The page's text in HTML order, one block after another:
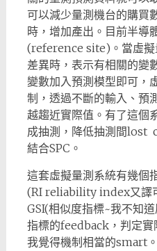
可以減少量測機台的購買
時，增加產出。目前半導
(reference site)。 當虛
差異時，表示有相關的變
變數加入預測模型即可，
制，透過不斷的輸入、預
越趨近實際值。有了這個
成抽測，降低抽測間lost
結合SPC。
這套虛擬量測系統有幾個
(RI reliability index又譯
GSI(相似度指標~我不知
指標的feedback，判定實
我覺得機制相當的smart。